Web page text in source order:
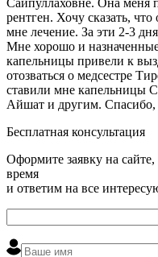
рентген. Хочу сказать, что
мне лечение. За эти 2-3
Мне хорошо и
капельницы привели к
отозваться о медсестре
ставили мне капельницы
Айшат и другим. Спасибо,
Бесплатная консультация
Оформите заявку на
время
и ответим на все